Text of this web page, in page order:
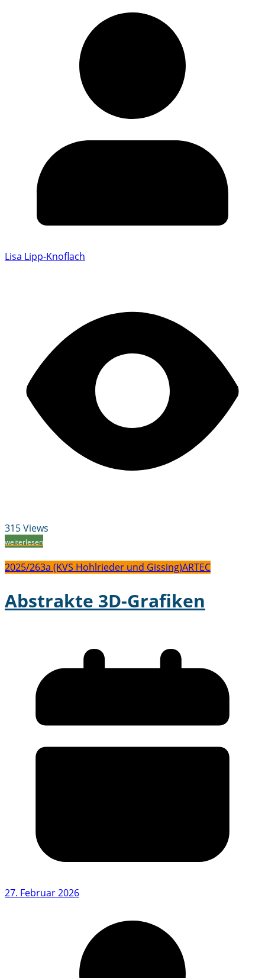
Lisa Lipp-Knoflach
315 Views
weiterlesen
2025/263a (KVS Hohlrieder und Gissing)ARTEC
Abstrakte 3D-Grafiken
27. Februar 2026